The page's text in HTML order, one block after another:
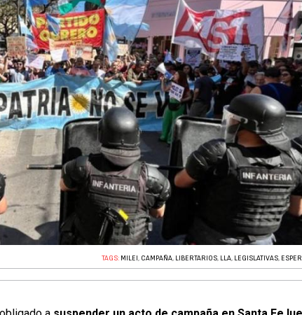
TAGS: MILEI, CAMPAÑA, LIBERTARIOS, LLA, LEGISLATIVAS,